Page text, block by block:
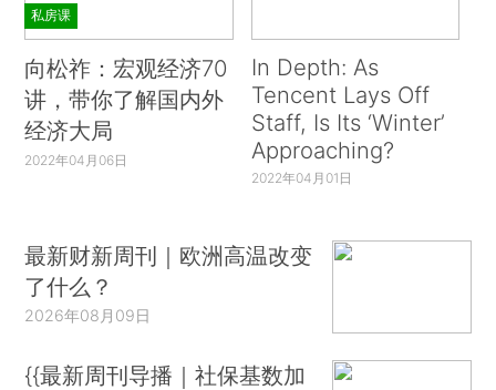
私房课
向松祚：宏观经济70
讲，带你了解国内外
经济大局
2022年04月06日
In Depth: As
Tencent Lays Off
Staff, Is Its ‘Winter’
Approaching?
2022年04月01日
最新财新周刊｜欧洲高温改变
了什么？
2026年08月09日
{{最新周刊导播｜社保基数加